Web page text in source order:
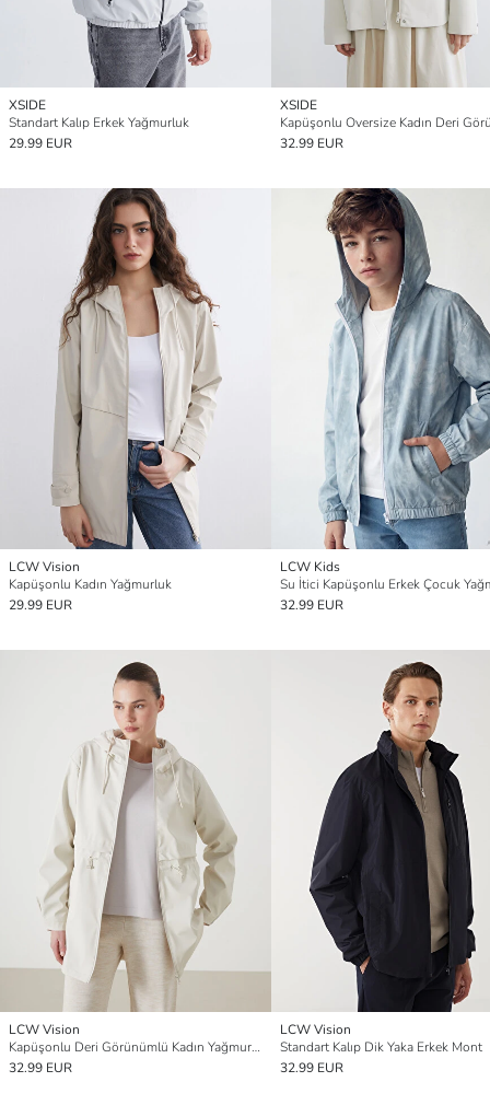
XSIDE
Standart Kalıp Erkek Yağmurluk
29.99 EUR
XSIDE
32.99 EUR
LCW Vision
Kapüşonlu Kadın Yağmurluk
29.99 EUR
LCW Kids
Su İtici Kapüşonlu Erkek Çocuk
32.99 EUR
LCW Vision
Kapüşonlu Deri Görünümlü Kadın Yağmurluk
32.99 EUR
LCW Vision
Standart Kalıp Dik Yaka Erkek Mont
32.99 EUR